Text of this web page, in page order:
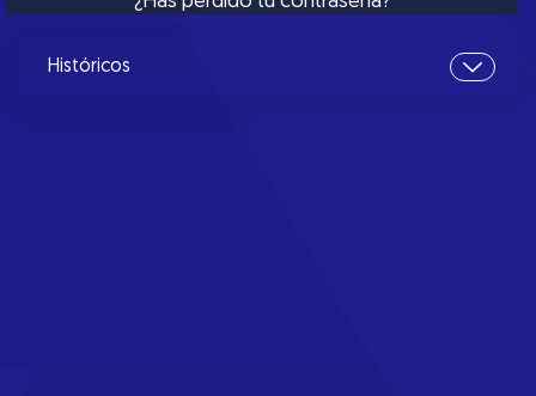
Históricos